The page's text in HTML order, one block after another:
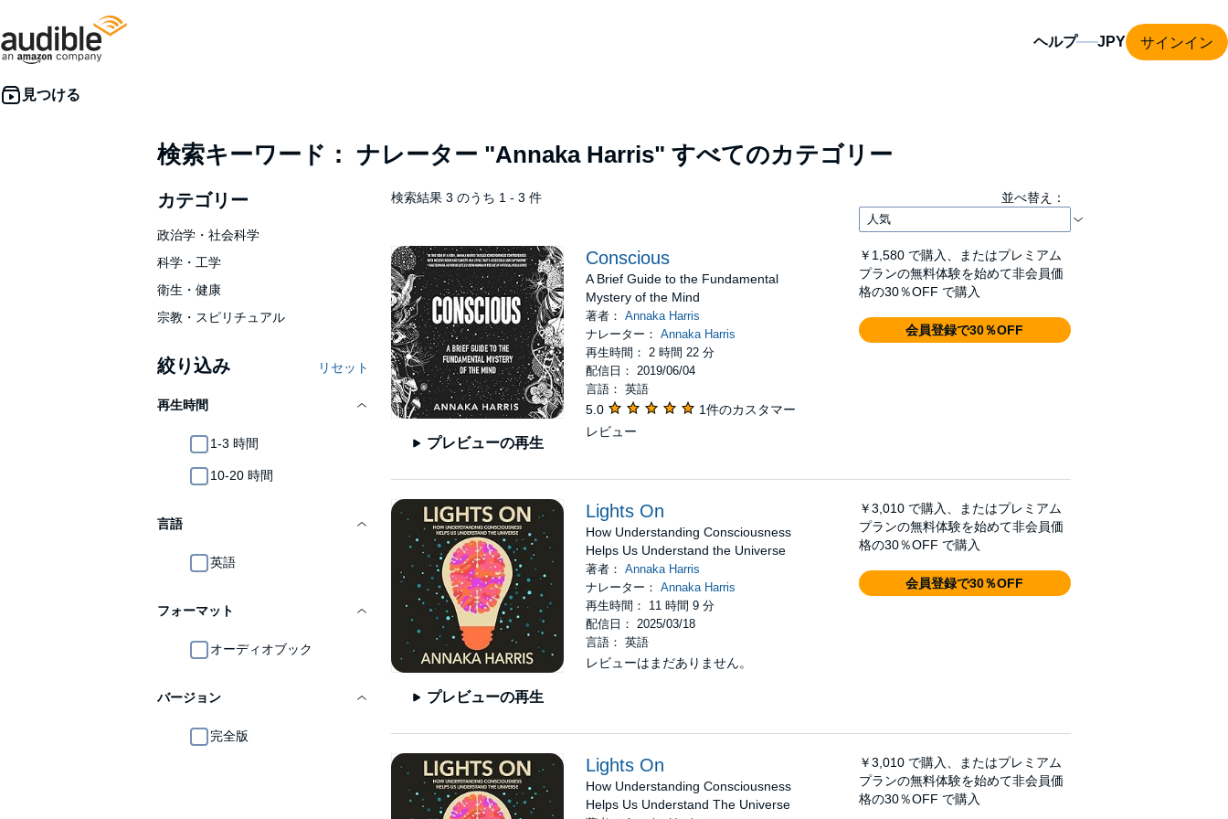
ヘルプ サインイン
検索キーワード： ナレーター "Annaka Harris" すべてのカテゴリー
カテゴリー
政治学・社会科学
科学・工学
衛生・健康
宗教・スピリチュアル
絞り込み リセット
再生時間
1-3 時間
10-20 時間
言語
英語
フォーマット
オーディオブック
バージョン
完全版
検索結果 3 のうち 1 - 3 件 並べ替え：
プレビューの再生
Conscious
A Brief Guide to the Fundamental
Mystery of the Mind
著者：Annaka Harris
ナレーター：Annaka Harris
再生時間： 2 時間 22 分
配信日： 2019/06/04
言語： 英語
5.0
1件のカスタマー
レビュー
￥1,580 で購入、またはプレミアム
プランの無料体験を始めて非会員価
格の30％OFF で購入
会員登録で30％OFF
プレビューの再生
Lights On
How Understanding Consciousness
Helps Us Understand the Universe
著者：Annaka Harris
ナレーター：Annaka Harris
再生時間： 11 時間 9 分
配信日： 2025/03/18
言語： 英語
レビューはまだありません。
￥3,010 で購入、またはプレミアム
プランの無料体験を始めて非会員価
格の30％OFF で購入
会員登録で30％OFF
Lights On
How Understanding Consciousness
Helps Us Understand The Universe
￥3,010 で購入、またはプレミアム
プランの無料体験を始めて非会員価
格の30％OFF で購入